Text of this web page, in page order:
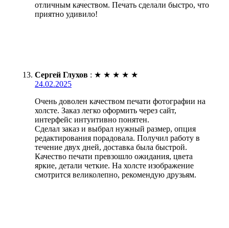
отличным качеством. Печать сделали быстро, что
приятно удивило!
Сергей Глухов : ★ ★ ★ ★ ★
24.02.2025
Очень доволен качеством печати фотографии на
холсте. Заказ легко оформить через сайт,
интерфейс интуитивно понятен.
Сделал заказ и выбрал нужный размер, опция
редактирования порадовала. Получил работу в
течение двух дней, доставка была быстрой.
Качество печати превзошло ожидания, цвета
яркие, детали четкие. На холсте изображение
смотрится великолепно, рекомендую друзьям.